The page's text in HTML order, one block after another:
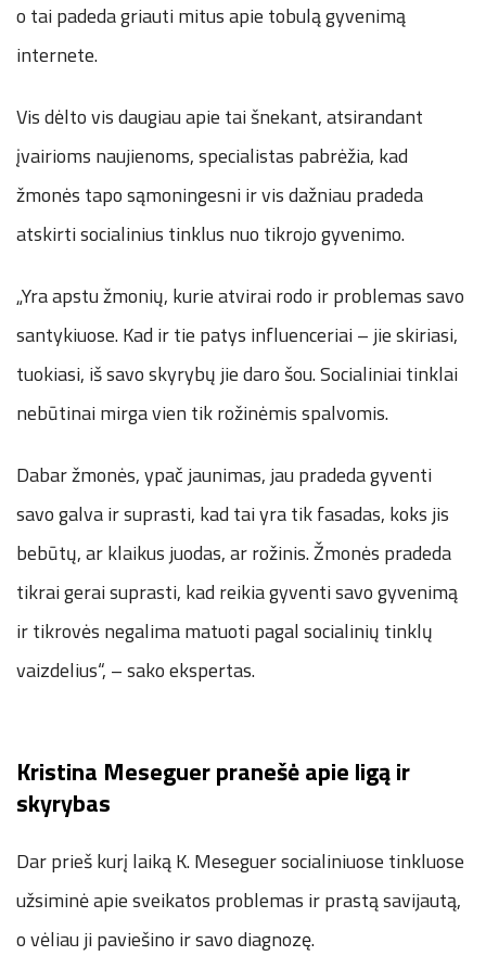
o tai padeda griauti mitus apie tobulą gyvenimą
internete.
Vis dėlto vis daugiau apie tai šnekant, atsirandant
įvairioms naujienoms, specialistas pabrėžia, kad
žmonės tapo sąmoningesni ir vis dažniau pradeda
atskirti socialinius tinklus nuo tikrojo gyvenimo.
„Yra apstu žmonių, kurie atvirai rodo ir problemas savo
santykiuose. Kad ir tie patys influenceriai – jie skiriasi,
tuokiasi, iš savo skyrybų jie daro šou. Socialiniai tinklai
nebūtinai mirga vien tik rožinėmis spalvomis.
Dabar žmonės, ypač jaunimas, jau pradeda gyventi
savo galva ir suprasti, kad tai yra tik fasadas, koks jis
bebūtų, ar klaikus juodas, ar rožinis. Žmonės pradeda
tikrai gerai suprasti, kad reikia gyventi savo gyvenimą
ir tikrovės negalima matuoti pagal socialinių tinklų
vaizdelius“, – sako ekspertas.
Kristina Meseguer pranešė apie ligą ir
skyrybas
Dar prieš kurį laiką K. Meseguer socialiniuose tinkluose
užsiminė apie sveikatos problemas ir prastą savijautą,
o vėliau ji paviešino ir savo diagnozę.